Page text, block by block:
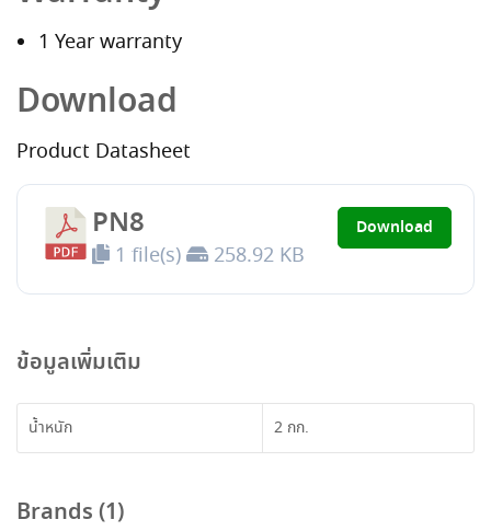
1 Year warranty
Download
Product Datasheet
PN8
1 file(s) 258.92 KB
Download
ข้อมูลเพิ่มเติม
น้ำหนัก 2 กก.
Brands (1)